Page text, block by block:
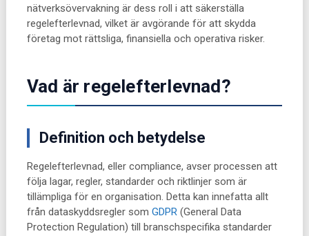
nätverksövervakning är dess roll i att säkerställa
regelefterlevnad, vilket är avgörande för att skydda
företag mot rättsliga, finansiella och operativa risker.
Vad är regelefterlevnad?
Definition och betydelse
Regelefterlevnad, eller compliance, avser processen att
följa lagar, regler, standarder och riktlinjer som är
tillämpliga för en organisation. Detta kan innefatta allt
från dataskyddsregler som GDPR(General Data
Protection Regulation) till branschspecifika standarder